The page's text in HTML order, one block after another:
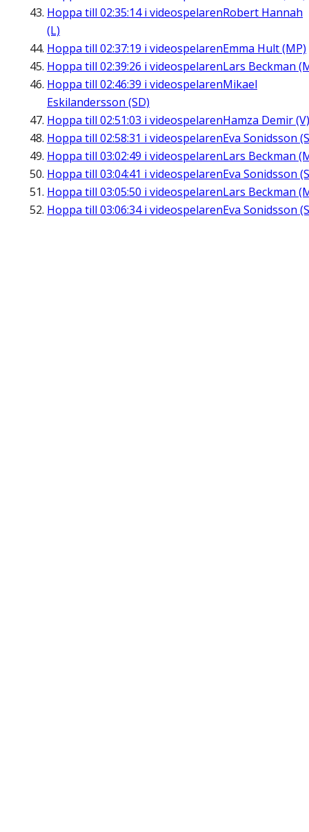
Hoppa till 02:35:14i videospelarenRobert Hannah
(L)
Hoppa till 02:37:19 i videospelarenEmma Hult (MP)
Hoppa till 02:39:26 i videospelarenLars Beckman
Hoppa till 02:46:39 i videospelarenMikael
Eskilandersson (SD)
Hoppa till 02:51:03 i videospelarenHamza Demir (V)
Hoppa till 02:58:31 i videospelarenEva Sonidsson
Hoppa till 03:02:49 i videospelarenLars Beckman
Hoppa till 03:04:41 i videospelarenEva Sonidsson
Hoppa till 03:05:50 i videospelarenLars Beckman
Hoppa till 03:06:34i videospelarenEva Sonidsson